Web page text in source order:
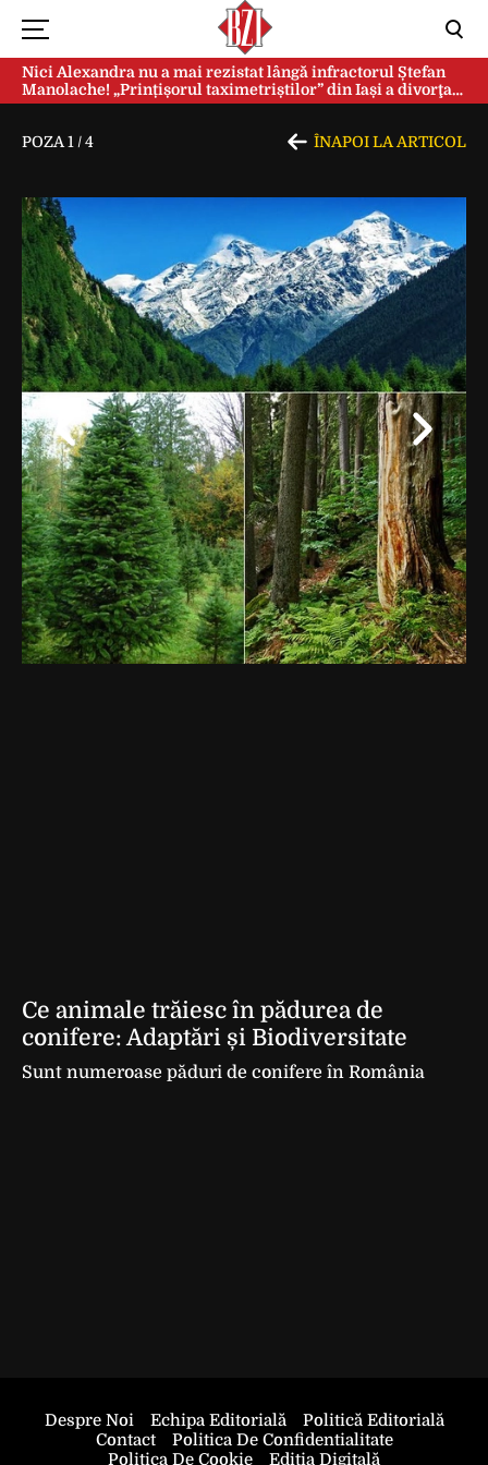
Nici Alexandra nu a mai rezistat lângă infractorul Ștefan
Manolache! „Prințișorul taximetriștilor” din Iași a divorţat
după doi ani de căsnicie
POZA 1 /4 ÎNAPOI LA ARTICOL
Ce animale trăiesc în pădurea de
conifere: Adaptări și Biodiversitate
Sunt numeroase păduri de conifere în România
Despre Noi Echipa Editorială
Politică Editorială
Contact
Politica De Confidentialitate
Politica De Cookie
Ediția Digitală